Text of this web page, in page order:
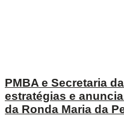
PMBA e Secretaria
estratégias e
da Ronda Maria da